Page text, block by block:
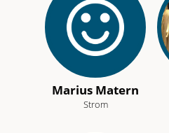
Marius Matern
Strom